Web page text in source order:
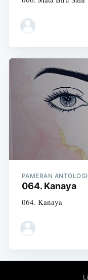
PAMERAN
064. Kanaya
064. Kanaya